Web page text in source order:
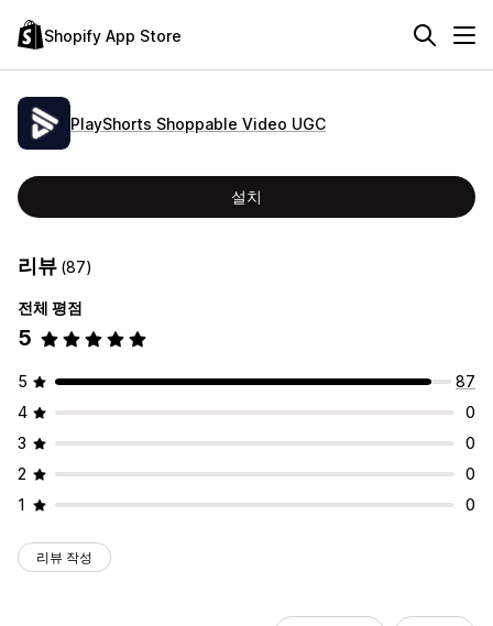
Shopify App Store
PlayShorts Shoppable Video UGC
설치
리뷰 (87)
전체 평점
5
5
87
4
0
3
0
2
0
1
0
리뷰 작성